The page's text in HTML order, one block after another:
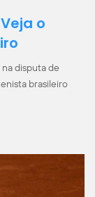
o
disputa de
brasileiro